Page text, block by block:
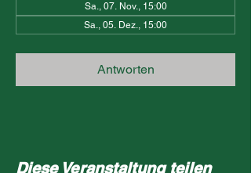
Sa., 07. Nov., 15:00
Sa., 05. Dez., 15:00
Antworten
Diese Veranstaltung teilen